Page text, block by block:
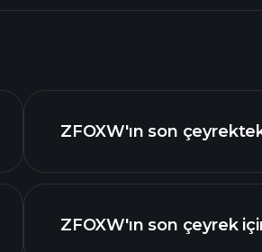
ZFOXW'ın son
ZFOXW'ın son çeyrek